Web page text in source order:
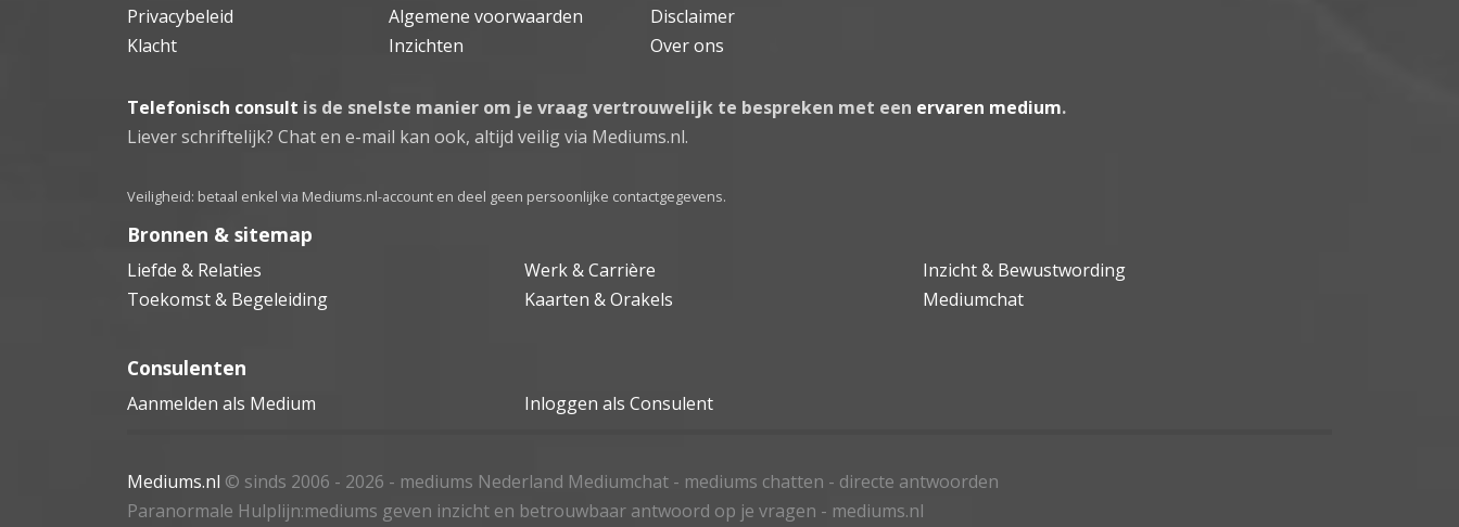
Privacybeleid
Algemene voorwaarden
Disclaimer
Klacht
Inzichten Over ons
Telefonisch consult is de snelste manier om je vraag vertrouwelijk te bespreken met een ervaren medium.
Liever schriftelijk? Chat en e-mail kan ook, altijd veilig via Mediums.nl.
Veiligheid: betaal enkel via Mediums.nl-account en deel geen persoonlijke contactgegevens.
Bronnen & sitemap
Liefde & Relaties Werk & Carrière
Inzicht & Bewustwording
Toekomst & Begeleiding
Kaarten & Orakels Mediumchat
Consulenten
Aanmelden als Medium Inloggen als Consulent
Mediums.nl © sinds 2006 - 2026 - mediums Nederland Mediumchat - mediums chatten - directe antwoorden
Paranormale Hulplijn:mediums geven inzicht en betrouwbaar antwoord op je vragen - mediums.nl